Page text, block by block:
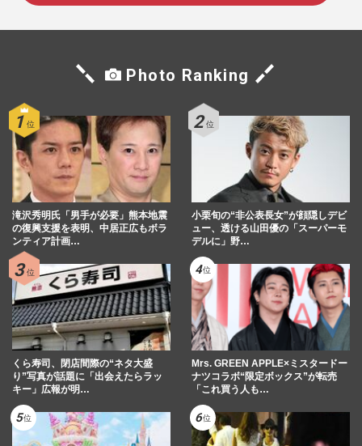
Photo Ranking
滝沢秀明氏「男手が必要」熊本地震
の復興支援を表明、中居正広もボラ
ンティア計画…
小栗旬の“非公表長女”が顔隠しデビ
ュー、透ける山田優の「スーパーモ
デルに」野…
くら寿司、閉店間際の“ネタ大盛
り”写真が話題に「出会えたらラッ
キー」広報が明…
Mrs. GREEN APPLE×ミスタードー
ナツコラボ“限定ボックス”が転売
「これ買う人も…